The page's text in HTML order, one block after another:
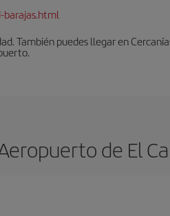
También puedes llegar en
de El